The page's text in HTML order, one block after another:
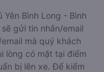
Yên Bình Long - Bình
gửi tin nhắn/email
mà quý khách
lòng có mặt tại điểm
bị lên xe. Để kiểm